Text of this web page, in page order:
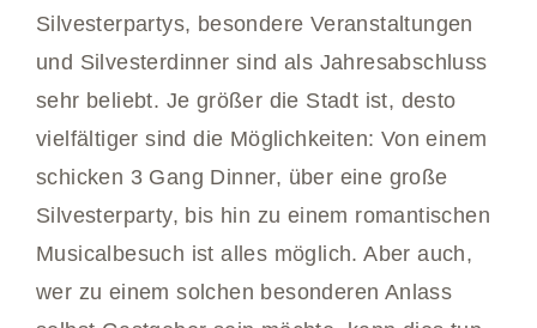
Silvesterpartys, besondere Veranstaltungen
und Silvesterdinner sind als Jahresabschluss
sehr beliebt. Je größer die Stadt ist, desto
vielfältiger sind die Möglichkeiten: Von einem
schicken 3 Gang Dinner, über eine große
Silvesterparty, bis hin zu einem romantischen
Musicalbesuch ist alles möglich. Aber auch,
wer zu einem solchen besonderen Anlass